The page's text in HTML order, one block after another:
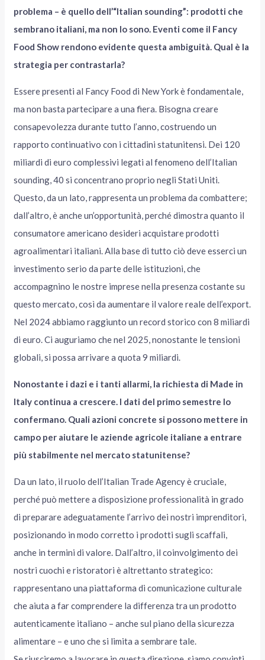
problema – è quello dell’“Italian sounding”: prodotti che
sembrano italiani, ma non lo sono. Eventi come il Fancy
Food Show rendono evidente questa ambiguità. Qual è la
strategia per contrastarla?
Essere presenti al Fancy Food di New York è fondamentale,
ma non basta partecipare a una fiera. Bisogna creare
consapevolezza durante tutto l’anno, costruendo un
rapporto continuativo con i cittadini statunitensi. Dei 120
miliardi di euro complessivi legati al fenomeno dell’Italian
sounding, 40 si concentrano proprio negli Stati Uniti.
Questo, da un lato, rappresenta un problema da combattere;
dall’altro, è anche un’opportunità, perché dimostra quanto il
consumatore americano desideri acquistare prodotti
agroalimentari italiani. Alla base di tutto ciò deve esserci un
investimento serio da parte delle istituzioni, che
accompagnino le nostre imprese nella presenza costante su
questo mercato, così da aumentare il valore reale dell’export.
Nel 2024 abbiamo raggiunto un record storico con 8 miliardi
di euro. Ci auguriamo che nel 2025, nonostante le tensioni
globali, si possa arrivare a quota 9 miliardi.
Nonostante i dazi e i tanti allarmi, la richiesta di Made in
Italy continua a crescere. I dati del primo semestre lo
confermano. Quali azioni concrete si possono mettere in
campo per aiutare le aziende agricole italiane a entrare
più stabilmente nel mercato statunitense?
Da un lato, il ruolo dell’Italian Trade Agency è cruciale,
perché può mettere a disposizione professionalità in grado
di preparare adeguatamente l’arrivo dei nostri imprenditori,
posizionando in modo corretto i prodotti sugli scaffali,
anche in termini di valore. Dall’altro, il coinvolgimento dei
nostri cuochi e ristoratori è altrettanto strategico:
rappresentano una piattaforma di comunicazione culturale
che aiuta a far comprendere la differenza tra un prodotto
autenticamente italiano – anche sul piano della sicurezza
alimentare – e uno che si limita a sembrare tale.